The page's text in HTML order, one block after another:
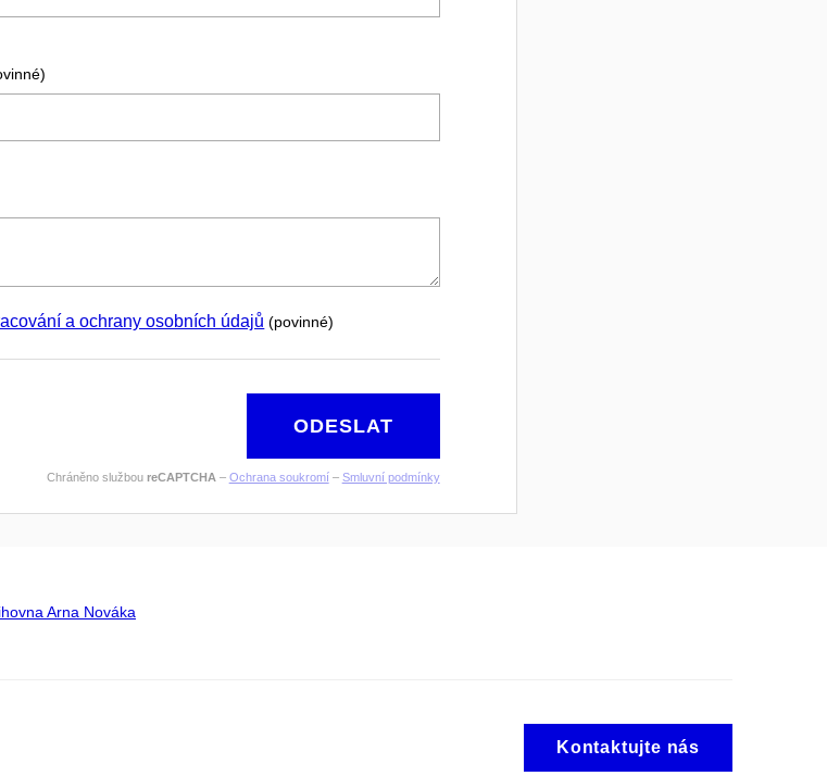
a ochrany osobních údajů (povinné)
ODESLAT
Chráněno službou reCAPTCHA – Ochrana soukromí– Smluvní podmínky
Arna Nováka
Kontaktujte nás